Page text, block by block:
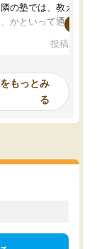
の塾では、教えても
、かといって通うには
能なので本当に助か
ないところをピンポイ
いて、とてもわかり
ていました。一生を
、多少お金がかかっ
切って入塾してよか
投稿日：
もっとみ
る